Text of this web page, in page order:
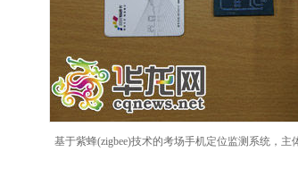
基于紫蜂(zigbee)技术的考场手机定位监测系统，主